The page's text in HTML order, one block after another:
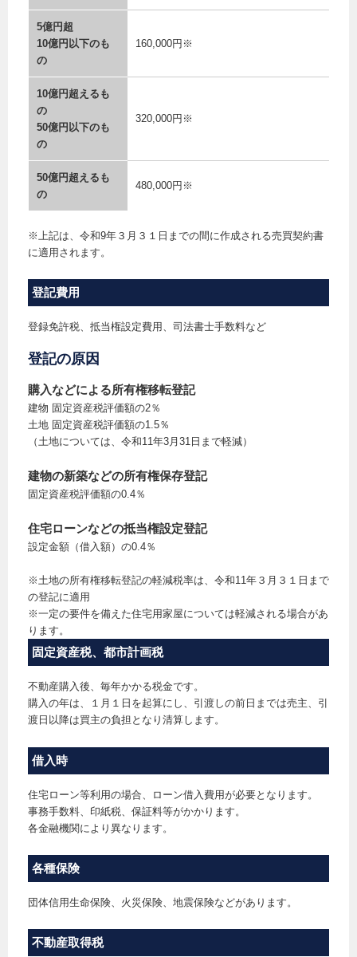
5億円超
10億円以下のも
の
160,000円※
10億円超えるも
の
50億円以下のも
の
320,000円※
50億円超えるも
の
480,000円※
※上記は、令和9年３月３１日までの間に作成される売買契約書
に適用されます。
登記費用
登録免許税、抵当権設定費用、司法書士手数料など
登記の原因
購入などによる所有権移転登記
建物 固定資産税評価額の2％
土地 固定資産税評価額の1.5％
（土地については、令和11年3月31日まで軽減）
建物の新築などの所有権保存登記
固定資産税評価額の0.4％
住宅ローンなどの抵当権設定登記
設定金額（借入額）の0.4％
※土地の所有権移転登記の軽減税率は、令和11年３月３１日まで
の登記に適用
※一定の要件を備えた住宅用家屋については軽減される場合があ
ります。
固定資産税、都市計画税
不動産購入後、毎年かかる税金です。
購入の年は、１月１日を起算にし、引渡しの前日までは売主、引
渡日以降は買主の負担となり清算します。
借入時
住宅ローン等利用の場合、ローン借入費用が必要となります。
事務手数料、印紙税、保証料等がかかります。
各金融機関により異なります。
各種保険
団体信用生命保険、火災保険、地震保険などがあります。
不動産取得税